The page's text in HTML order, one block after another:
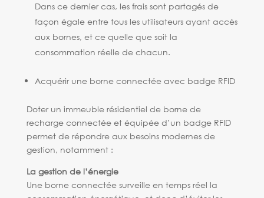
Dans ce dernier cas, les frais sont partagés de
façon égale entre tous les utilisateurs ayant accès
aux bornes, et ce quelle que soit la
consommation réelle de chacun.
Acquérir une borne connectée avec badge RFID
Doter un immeuble résidentiel de borne de
recharge connectée et équipée d’un badge RFID
permet de répondre aux besoins modernes de
gestion, notamment :
La gestion de l’énergie
Une borne connectée surveille en temps réel la